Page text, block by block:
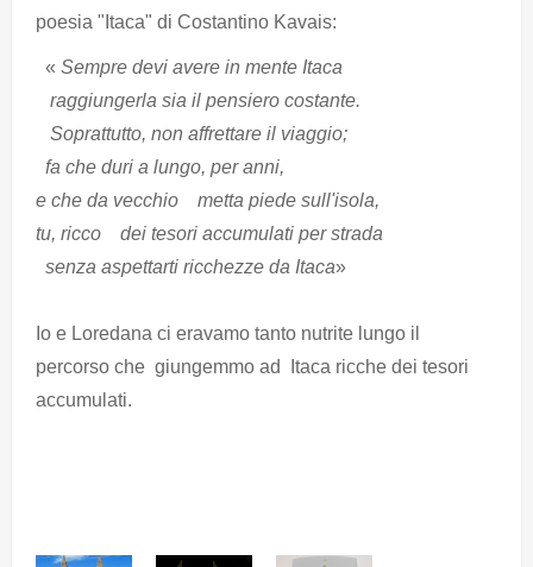
poesia "Itaca" di Costantino Kavais:
« Sempre devi avere in mente Itaca
raggiungerla sia il pensiero costante.
Soprattutto, non affrettare il viaggio;
fa che duri a lungo, per anni,
e che da vecchio
metta piede sull'isola,
tu, ricco
dei tesori accumulati per strada
senza aspettarti ricchezze da Itaca»
Io e Loredana ci eravamo tanto nutrite lungo il
percorso che giungemmo ad Itaca ricche dei tesori
accumulati.